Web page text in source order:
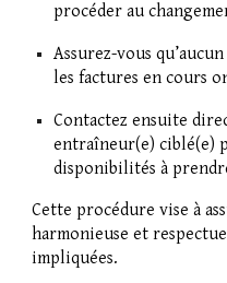
procéder au
Assurez-vous
les factures en cours
Contactez ensuite
entraîneur(e) ciblé(e)
disponibilités à
Cette procédure vise à
harmonieuse et
impliquées.